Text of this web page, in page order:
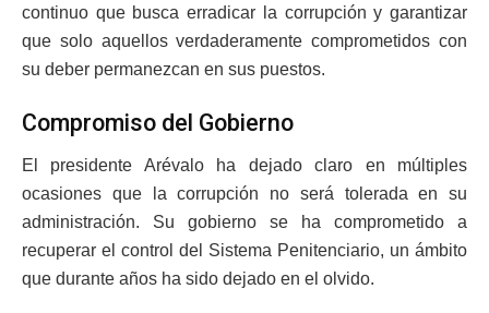
continuo que busca erradicar la corrupción y garantizar
que solo aquellos verdaderamente comprometidos con
su deber permanezcan en sus puestos.
Compromiso del Gobierno
El presidente Arévalo ha dejado claro en múltiples
ocasiones que la corrupción no será tolerada en su
administración. Su gobierno se ha comprometido a
recuperar el control del Sistema Penitenciario, un ámbito
que durante años ha sido dejado en el olvido.